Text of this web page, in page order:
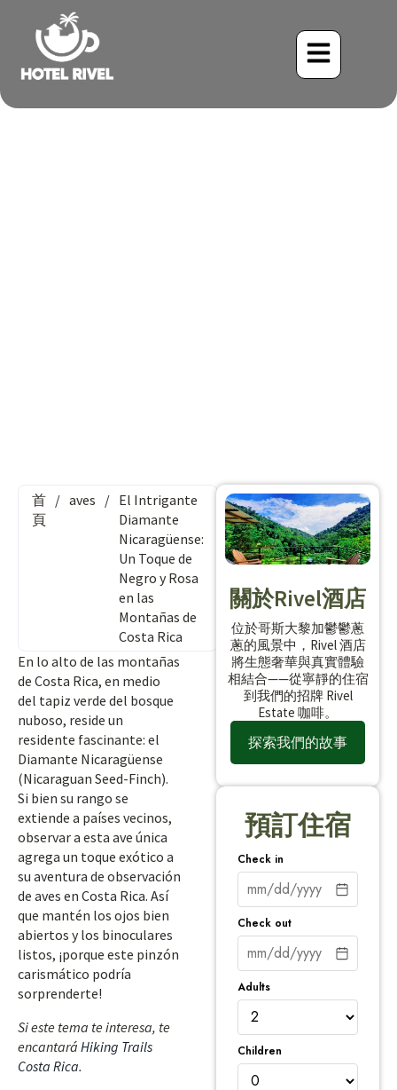
首
頁
/ aves / El Intrigante
Diamante
Nicaragüense:
Un Toque de
Negro y Rosa
en las
Montañas de
Costa Rica
En lo alto de las montañas
de Costa Rica, en medio
del tapiz verde del bosque
nuboso, reside un
residente fascinante: el
Diamante Nicaragüense
(Nicaraguan Seed-Finch).
Si bien su rango se
extiende a países vecinos,
observar a esta ave única
agrega un toque exótico a
su aventura de observación
de aves en Costa Rica. Así
que mantén los ojos bien
abiertos y los binoculares
listos, ¡porque este pinzón
carismático podría
sorprenderte!
Si este tema te interesa, te
encantará Hiking Trails
Costa Rica.
關於Rivel酒店
位於哥斯大黎加鬱鬱蔥
蔥的風景中，Rivel 酒店
將生態奢華與真實體驗
相結合——從寧靜的住宿
到我們的招牌 Rivel
Estate 咖啡。
探索我們的故事
預訂住宿
Check in
Check out
Adults
Children